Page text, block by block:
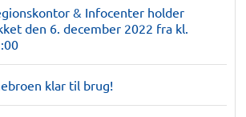
& Infocenter holder
den 6. december 2022 fra kl.
klar til brug!